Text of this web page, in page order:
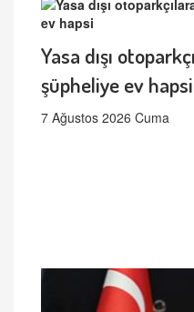
Yasa dışı
şüpheliye ev hapsi
7 Ağustos 2026 Cuma